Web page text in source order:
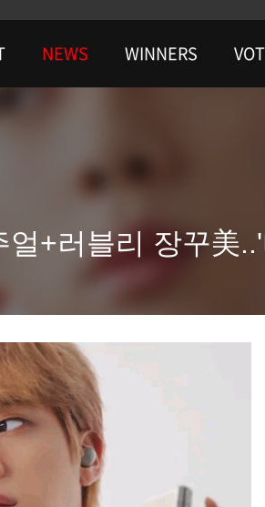
NEWS WINNERS
+러블리 장꾸美